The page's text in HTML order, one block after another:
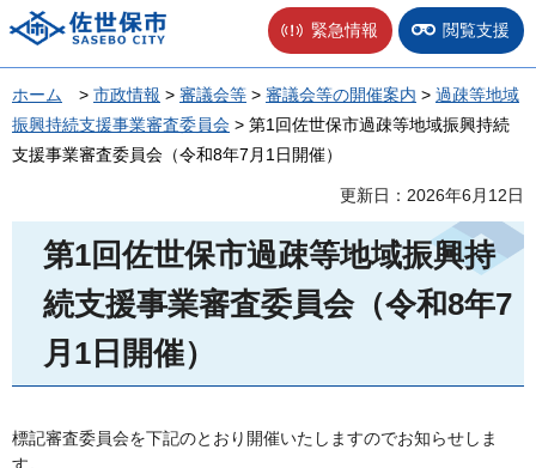
佐世保市 緊急情報 閲覧支援
ホーム > 市政情報 > 審議会等 > 審議会等の開催案内 > 過疎等地域
振興持続支援事業審査委員会 > 第1回佐世保市過疎等地域振興持続
支援事業審査委員会（令和8年7月1日開催）
更新日：2026年6月12日
第1回佐世保市過疎等地域振興持
続支援事業審査委員会（令和8年7
月1日開催）
標記審査委員会を下記のとおり開催いたしますのでお知らせしま
す。